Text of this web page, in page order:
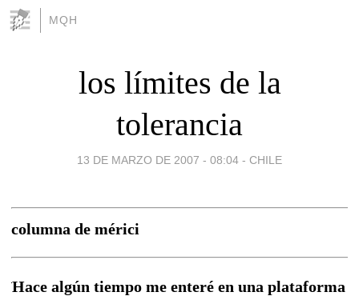
MQH
los límites de la
tolerancia
13 DE MARZO DE 2007 - 08:04 - CHILE
columna de mérici
Hace algún tiempo me enteré en una plataforma